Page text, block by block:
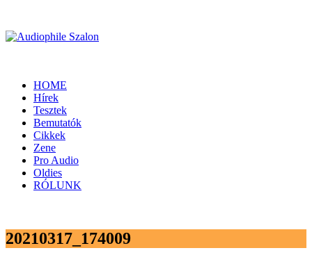
HOME
Hírek
Tesztek
Bemutatók
Cikkek
Zene
Pro Audio
Oldies
RÓLUNK
20210317_174009